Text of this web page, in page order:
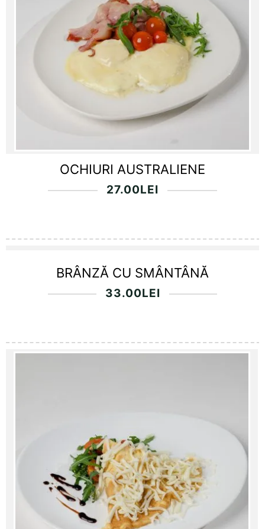
OCHIURI AUSTRALIENE
27.00LEI
BRÂNZĂ CU SMÂNTÂNĂ
33.00LEI